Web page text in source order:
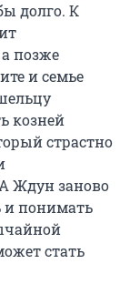
долго. К
позже
и семье
козней
страстно
Ждун заново
понимать
стать